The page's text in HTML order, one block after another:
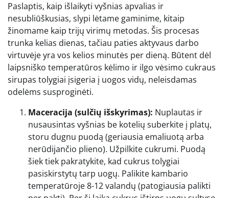
Paslaptis, kaip išlaikyti vyšnias apvalias ir
nesubliūškusias, slypi lėtame gaminime, kitaip
žinomame kaip trijų virimų metodas. Šis procesas
trunka kelias dienas, tačiau paties aktyvaus darbo
virtuvėje yra vos kelios minutės per dieną. Būtent dėl
laipsniško temperatūros kėlimo ir ilgo vėsimo cukraus
sirupas tolygiai įsigeria į uogos vidų, neleisdamas
odelėms susproginėti.
Maceracija (sulčių išskyrimas): Nuplautas ir
nusausintas vyšnias be kotelių suberkite į platų,
storu dugnu puodą (geriausia emaliuotą arba
nerūdijančio plieno). Užpilkite cukrumi. Puodą
šiek tiek pakratykite, kad cukrus tolygiai
pasiskirstytų tarp uogų. Palikite kambario
temperatūroje 8-12 valandų (patogiausia palikti